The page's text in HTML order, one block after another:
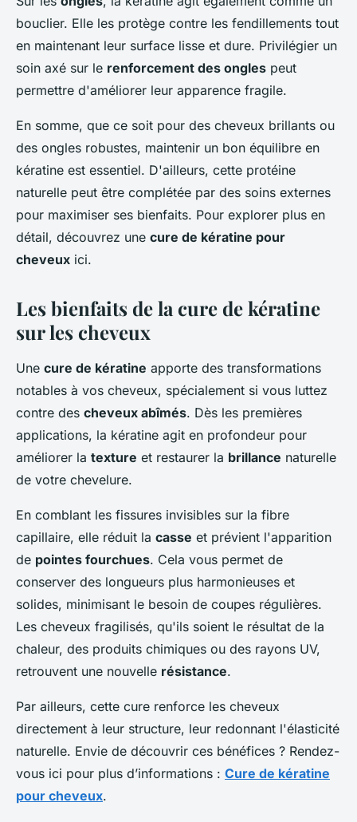
bouclier. Elle les protège contre les fendillements tout
en maintenant leur surface lisse et dure. Privilégier un
soin axé sur le renforcement des ongles peut
permettre d'améliorer leur apparence fragile.
En somme, que ce soit pour des cheveux brillants ou
des ongles robustes, maintenir un bon équilibre en
kératine est essentiel. D'ailleurs, cette protéine
naturelle peut être complétée par des soins externes
pour maximiser ses bienfaits. Pour explorer plus en
détail, découvrez une cure de kératine pour
cheveux ici.
Les bienfaits de la cure de kératine
sur les cheveux
Une cure de kératine apporte des transformations
notables à vos cheveux, spécialement si vous luttez
contre des cheveux abîmés. Dès les premières
applications, la kératine agit en profondeur pour
améliorer la texture et restaurer la brillance naturelle
de votre chevelure.
En comblant les fissures invisibles sur la fibre
capillaire, elle réduit la casse et prévient l'apparition
de pointes fourchues. Cela vous permet de
conserver des longueurs plus harmonieuses et
solides, minimisant le besoin de coupes régulières.
Les cheveux fragilisés, qu'ils soient le résultat de la
chaleur, des produits chimiques ou des rayons UV,
retrouvent une nouvelle résistance.
Par ailleurs, cette cure renforce les cheveux
directement à leur structure, leur redonnant l'élasticité
naturelle. Envie de découvrir ces bénéfices ? Rendez-
vous ici pour plus d’informations : Cure de kératine
pour cheveux.